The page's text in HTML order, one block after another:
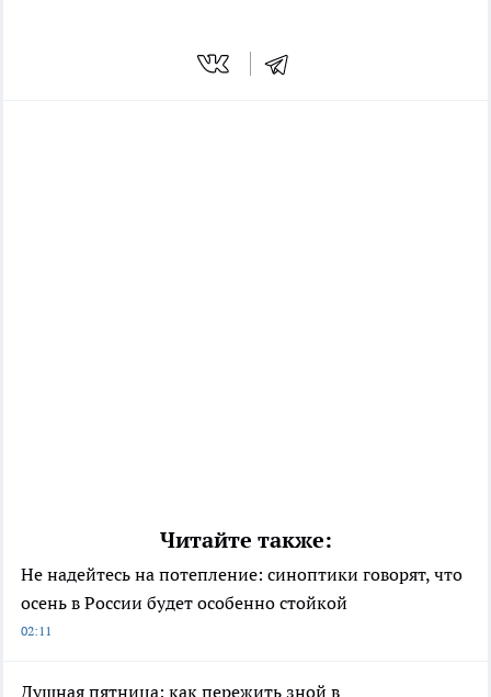
Читайте также:
Не надейтесь на потепление: синоптики говорят, что
осень в России будет особенно стойкой
02:11
Душная пятница: как пережить зной в